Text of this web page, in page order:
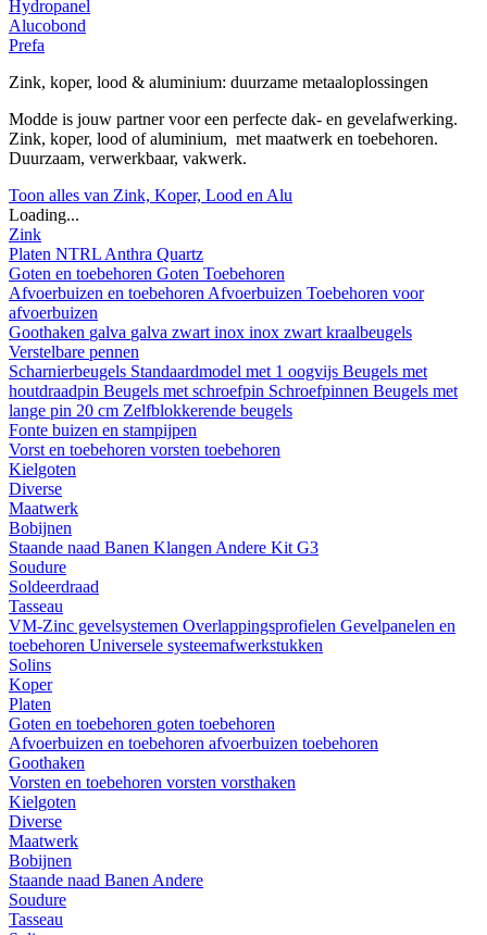
Hydropanel
Alucobond
Prefa
Zink, koper, lood & aluminium: duurzame metaaloplossingen
Modde is jouw partner voor een perfecte dak- en gevelafwerking.
Zink, koper, lood of aluminium, met maatwerk en toebehoren.
Duurzaam, verwerkbaar, vakwerk.
Toon alles van Zink, Koper, Lood en Alu
Loading...
Zink
Platen NTRL Anthra Quartz
Goten en toebehoren Goten Toebehoren
Afvoerbuizen en toebehoren Afvoerbuizen Toebehoren voor
afvoerbuizen
Goothaken galva galva zwart inox inox zwart kraalbeugels
Verstelbare pennen
Scharnierbeugels Standaardmodel met 1 oogvijs Beugels met
houtdraadpin Beugels met schroefpin Schroefpinnen Beugels met
lange pin 20 cm Zelfblokkerende beugels
Fonte buizen en stampijpen
Vorst en toebehoren vorsten toebehoren
Kielgoten
Diverse
Maatwerk
Bobijnen
Staande naad Banen Klangen Andere Kit G3
Soudure
Soldeerdraad
Tasseau
VM-Zinc gevelsystemen Overlappingsprofielen Gevelpanelen en
toebehoren Universele systeemafwerkstukken
Solins
Koper
Platen
Goten en toebehoren goten toebehoren
Afvoerbuizen en toebehoren afvoerbuizen toebehoren
Goothaken
Vorsten en toebehoren vorsten vorsthaken
Kielgoten
Diverse
Maatwerk
Bobijnen
Staande naad Banen Andere
Soudure
Tasseau